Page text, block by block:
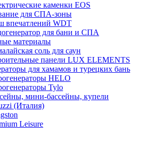
каменки EOS
для СПА-зоны
впечатлений WDT
для бани и СПА
материалы
соль для саун
панели LUX ELEMENTS
для хамамов и турецких бань
HELO
Tylo
мини-бассейны, купели
(Италия)
Leisure